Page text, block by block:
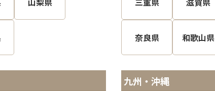
奈良県 和歌山県
九州・沖縄